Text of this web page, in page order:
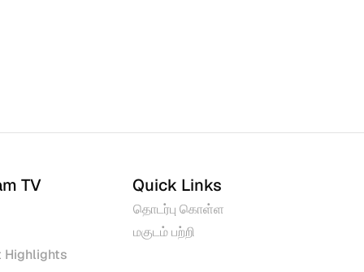
TV
Highlights
Quick Links
தொடர்பு கொள்ள
மகுடம் பற்றி